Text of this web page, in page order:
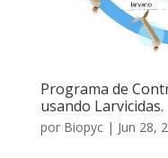
Programa de
usando Larvicidas.
por Biopyc| Jun 28,